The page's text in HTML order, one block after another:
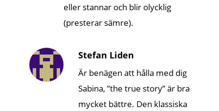
eller stannar och blir olycklig
(presterar sämre).
Stefan Liden
Är benägen att hålla med dig
Sabina, ”the true story” är bra
mycket bättre. Den klassiska